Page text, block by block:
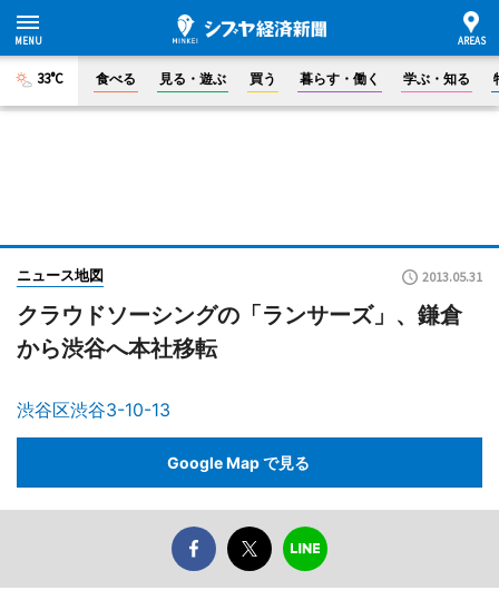
33°C 食べる 見る・遊ぶ 買う 暮らす・働く 学ぶ・知る
ニュース地図 2013.05.31
クラウドソーシングの「ランサーズ」、鎌倉
から渋谷へ本社移転
渋谷区渋谷3-10-13
Google Map で見る